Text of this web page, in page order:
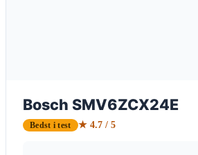
Bosch SMV6ZCX24E
Bedst i test ★ 4.7 / 5